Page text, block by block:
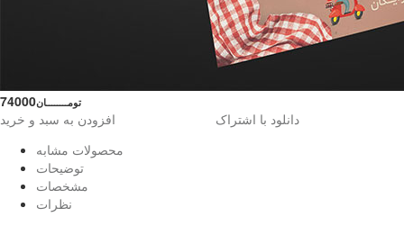
74000تومــــــــان
افزودن به سبد و خرید
دانلود با اشتراک
محصولات مشابه
توضیحات
مشخصات
نظرات